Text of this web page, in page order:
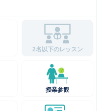
2名以下のレッスン
授業参観